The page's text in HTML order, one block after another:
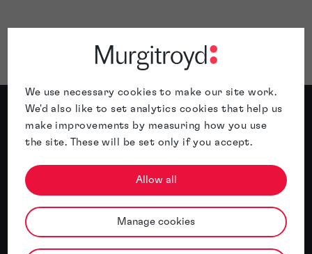
We use necessary cookies to make our site work.
We'd also like to set analytics cookies that help us
make improvements by measuring how you use
the site. These will be set only if you accept.
Allow all
Manage cookies